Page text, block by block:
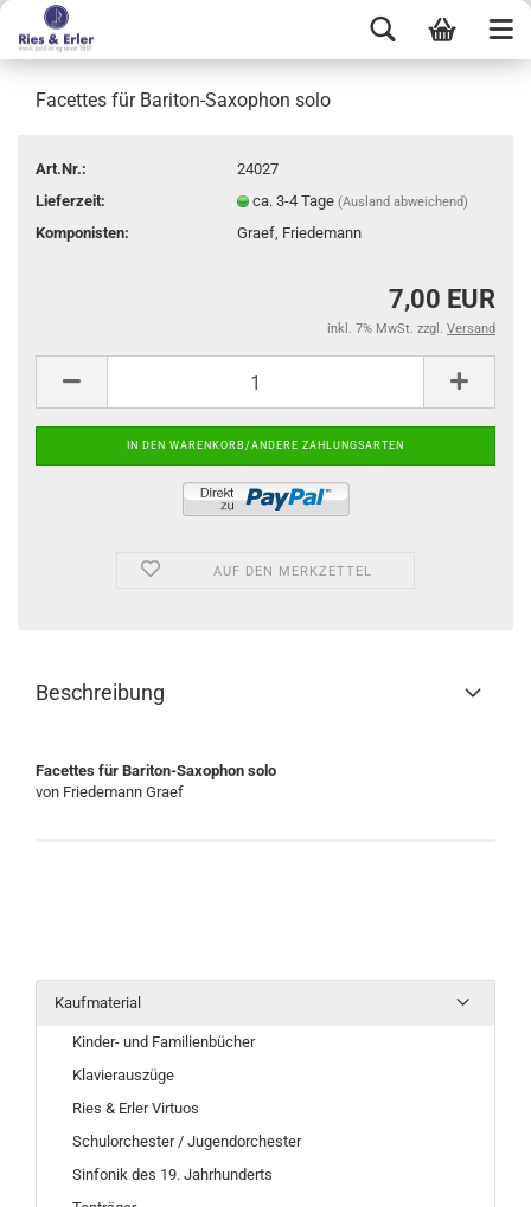
Facettes für Bariton-Saxophon solo
Art.Nr.:
24027
Lieferzeit:
ca. 3-4 Tage(Ausland abweichend)
Komponisten: Graef, Friedemann
7,00 EUR
inkl. 7% MwSt. zzgl. Versand
AUF DEN MERKZETTEL
Beschreibung
Facettes für Bariton-Saxophon solo
von Friedemann Graef
Kaufmaterial
Kinder- und Familienbücher
Klavierauszüge
Ries & Erler Virtuos
Schulorchester / Jugendorchester
Sinfonik des 19. Jahrhunderts